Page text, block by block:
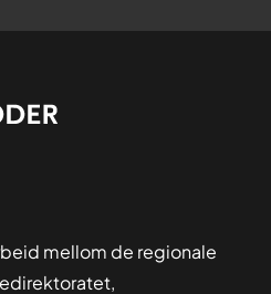
mellom de regionale